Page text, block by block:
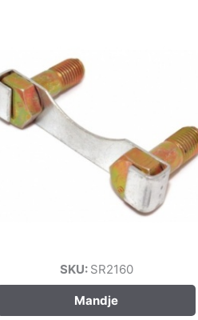
SKU: SR2160
Mandje